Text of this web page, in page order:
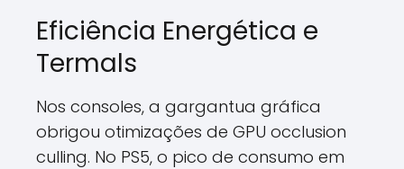
Eficiência Energética e
Termals
Nos consoles, a gargantua gráfica
obrigou otimizações de GPU occlusion
culling. No PS5, o pico de consumo em